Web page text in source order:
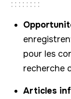
pour les
recherche
Articles